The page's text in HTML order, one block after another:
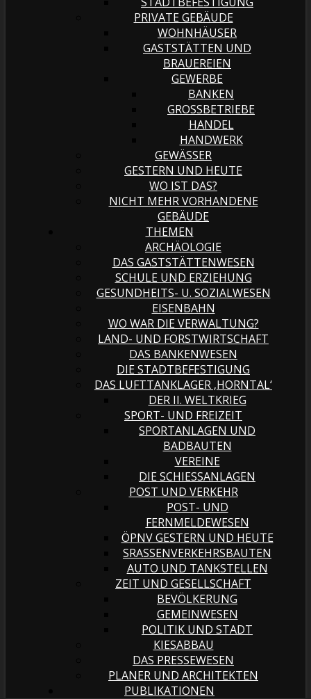
PRIVATE GEBÄUDE
WOHNHÄUSER
GASTSTÄTTEN UND
BRAUEREIEN
GEWERBE
BANKEN
GROSSBETRIEBE
HANDEL
HANDWERK
GEWÄSSER
GESTERN UND HEUTE
WO IST DAS?
NICHT MEHR VORHANDENE
GEBÄUDE
THEMEN
ARCHÄOLOGIE
DAS GASTSTÄTTENWESEN
SCHULE UND ERZIEHUNG
GESUNDHEITS- U. SOZIALWESEN
EISENBAHN
WO WAR DIE VERWALTUNG?
LAND- UND FORSTWIRTSCHAFT
DAS BANKENWESEN
DIE STADTBEFESTIGUNG
DAS LUFTTANKLAGER ‚HORNTAL‘
DER II. WELTKRIEG
SPORT- UND FREIZEIT
SPORTANLAGEN UND
BADBAUTEN
VEREINE
DIE SCHIESSANLAGEN
POST UND VERKEHR
POST- UND
FERNMELDEWESEN
ÖPNV GESTERN UND HEUTE
SRASSENVERKEHRSBAUTEN
AUTO UND TANKSTELLEN
ZEIT UND GESELLSCHAFT
BEVÖLKERUNG
GEMEINWESEN
POLITIK UND STADT
KIESABBAU
DAS PRESSEWESEN
PLANER UND ARCHITEKTEN
PUBLIKATIONEN